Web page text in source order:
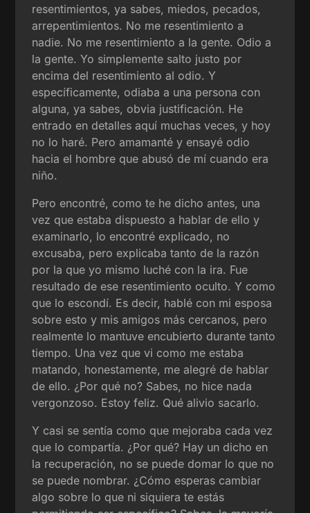
resentimientos, ya sabes, miedos, pecados,
arrepentimientos. No me resentimiento a
nadie. No me resentimiento a la gente. Odio a
la gente. Yo simplemente salto justo por
encima del resentimiento al odio. Y
específicamente, odiaba a una persona con
alguna, ya sabes, obvia justificación. He
entrado en detalles aquí muchas veces, y hoy
no lo haré. Pero amamanté y ensayé odio
hacia el hombre que abusó de mí cuando era
niño.
Pero encontré, como te he dicho antes, una
vez que estaba dispuesto a hablar de ello y
examinarlo, lo encontré explicado, no
excusaba, pero explicaba tanto de la razón
por la que yo mismo luché con la ira. Fue
resultado de ese resentimiento oculto. Y como
que lo escondí. Es decir, hablé con mi esposa
sobre esto y mis amigos más cercanos, pero
realmente lo mantuve encubierto durante tanto
tiempo. Una vez que vi como me estaba
matando, honestamente, me alegré de hablar
de ello. ¿Por qué no? Sabes, no hice nada
vergonzoso. Estoy feliz. Qué alivio sacarlo.
Y casi se sentía como que mejoraba cada vez
que lo compartía. ¿Por qué? Hay un dicho en
la recuperación, no se puede domar lo que no
se puede nombrar. ¿Cómo esperas cambiar
algo sobre lo que ni siquiera te estás